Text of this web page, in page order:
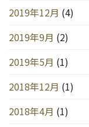
2019年12月 (4)
2019年9月 (2)
2019年5月 (1)
2018年12月 (1)
2018年4月 (1)